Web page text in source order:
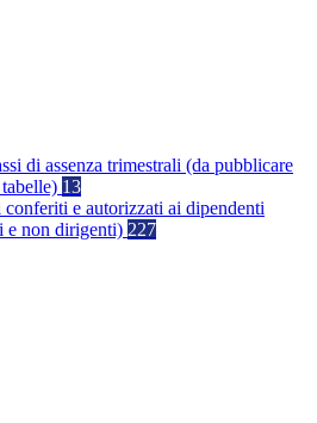
di assenza trimestrali (da pubblicare
13
e autorizzati ai dipendenti
e non dirigenti) 227